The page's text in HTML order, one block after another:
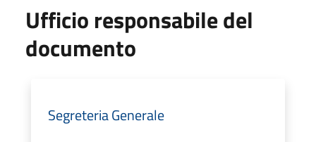
Ufficio responsabile del
documento
Segreteria Generale